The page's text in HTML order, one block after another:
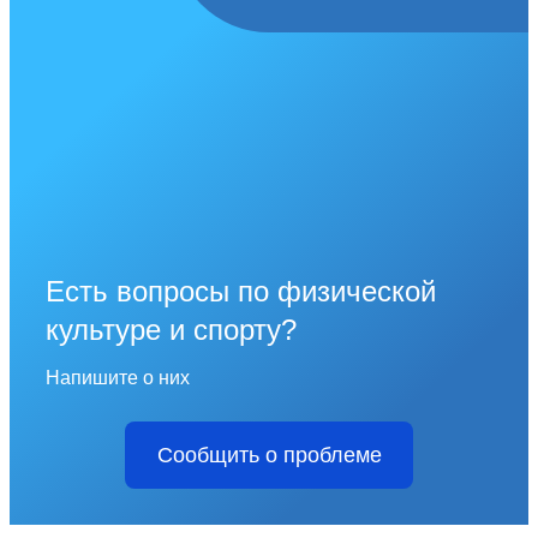
Есть вопросы по физической
культуре и спорту?
Напишите о них
Сообщить о проблеме